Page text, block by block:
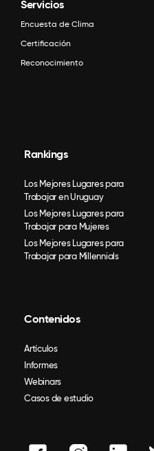
Servicios
Encuesta de Clima
Certificación
Reconocimiento
Rankings
Los Mejores Lugares para
Trabajar en Uruguay
Los Mejores Lugares para
Trabajar para Mujeres
Los Mejores Lugares para
Trabajar para Millennials
Contenidos
Artículos
Informes
Webinars
Casos de estudio